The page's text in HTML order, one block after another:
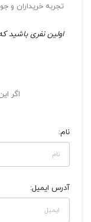
تجربه خریداران و
اولین نفری باشید
اگر
نام:
آدرس ایمیل: